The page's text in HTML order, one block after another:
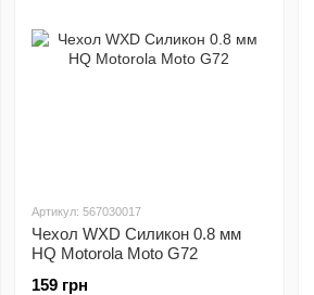
Артикул: 567030017
Чехол WXD Силикон 0.8 мм
HQ Motorola Moto G72
159 грн